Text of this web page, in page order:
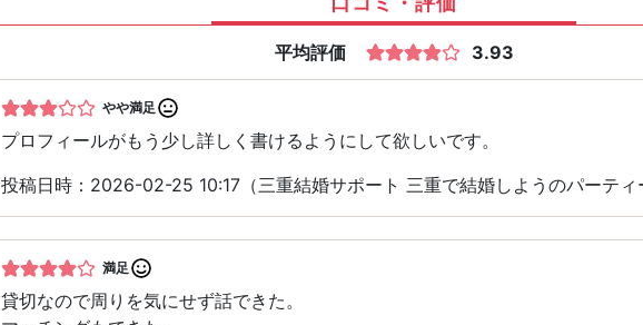
平均評価 3.93
やや満足
プロフィールがもう少し詳しく書けるようにして欲しいです。
投稿日時：2026-02-25 10:17（三重結婚サポート 三重で結婚しようのパーティ
満足
貸切なので周りを気にせず話できた。